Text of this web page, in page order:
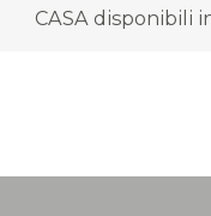
CASA disponibili